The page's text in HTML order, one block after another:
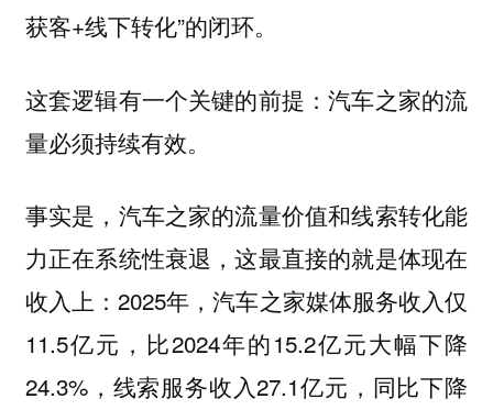
获客+线下转化”的闭环。
这套逻辑有一个关键的前提：汽车之家的流
量必须持续有效。
事实是，汽车之家的流量价值和线索转化能
力正在系统性衰退，这最直接的就是体现在
收入上：2025年，汽车之家媒体服务收入仅
11.5亿元，比2024年的15.2亿元大幅下降
24.3%，线索服务收入27.1亿元，同比下降